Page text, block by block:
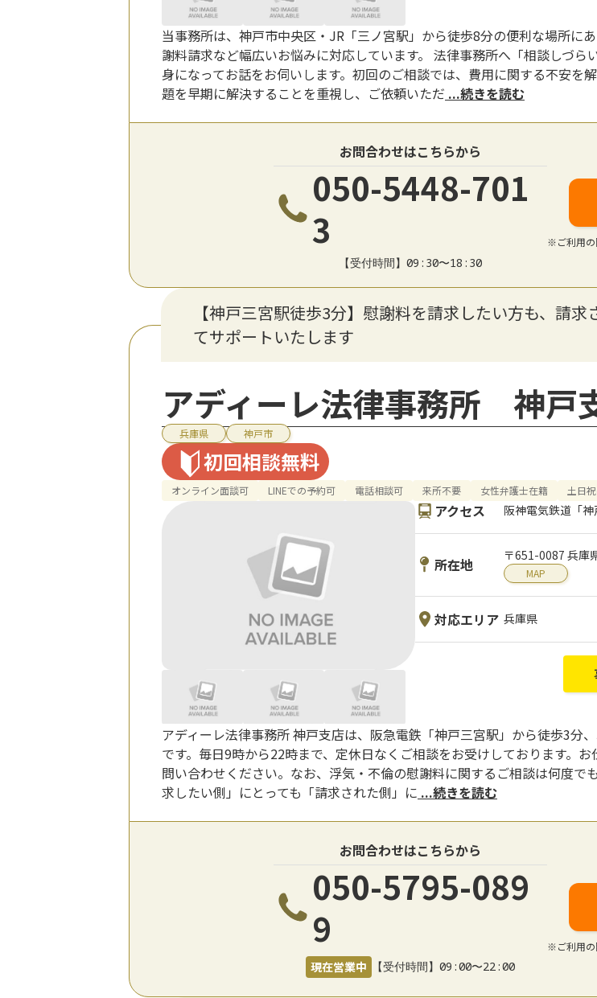
当事務所は、神戸市中央区・JR「三ノ宮駅」から徒歩8分の便利な場所に
謝料請求など幅広いお悩みに対応しています。 法律事務所へ「相談しづ
身になってお話をお伺いします。初回のご相談では、費用に関する不安を
題を早期に解決することを重視し、ご依頼いただ ...続きを読む
お問合わせはこちらから
050-5448-701
3
【受付時間】09:30〜18:30
※ご利用の
【神戸三宮駅徒歩3分】慰謝料を請求したい方も、請
てサポートいたします
アディーレ法律事務所 神戸
兵庫県 神戸市
初回相談無料
オンライン面談可 LINEでの予約可 電話相談可 来所不要 女性弁護士在籍 土日
アクセス 阪神電気鉄道「
所在地
〒651-0087 兵庫
MAP
対応エリア 兵庫県
アディーレ法律事務所 神戸支店は、阪急電鉄「神戸三宮駅」から徒歩3分
です。毎日9時から22時まで、定休日なくご相談をお受けしております。
問い合わせください。なお、浮気・不倫の慰謝料に関するご相談は何度で
求したい側」にとっても「請求された側」に ...続きを読む
お問合わせはこちらから
050-5795-089
9
現在営業中 【受付時間】09:00〜22:00
※ご利用の